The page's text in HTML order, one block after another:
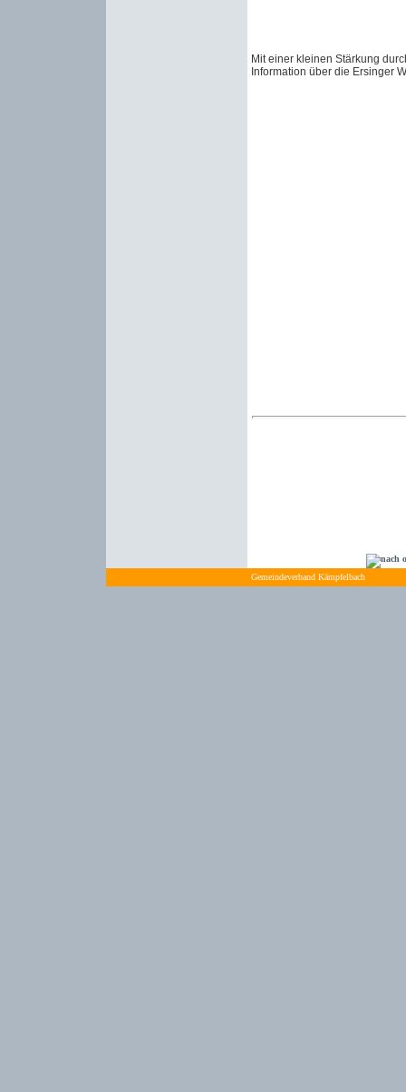
Mit einer kleinen Stärkung
Information über die Ersinger
Gemeindeverband Kämpfelbach